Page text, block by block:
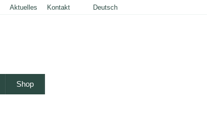
Aktuelles
Kontakt
Deutsch
Shop